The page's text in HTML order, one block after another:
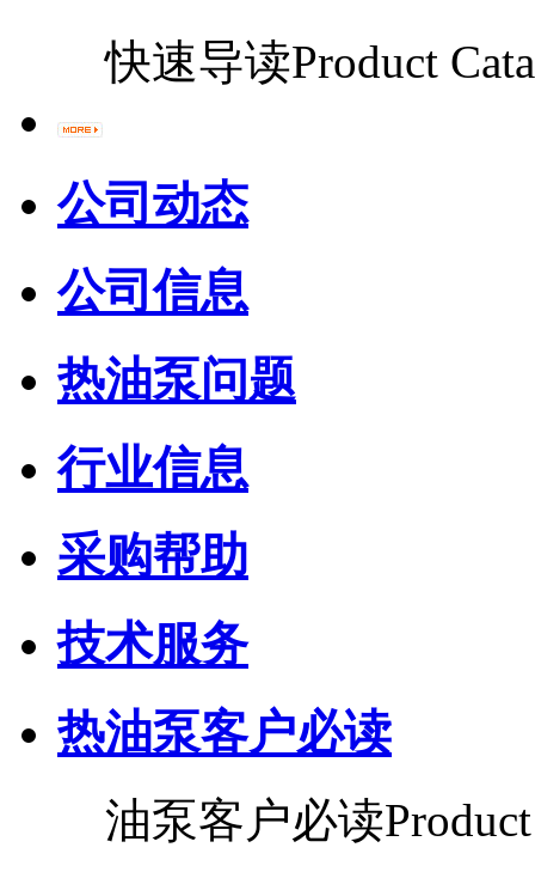
快速导读Product
公司动态
公司信息
热油泵问题
行业信息
采购帮助
技术服务
热油泵客户必读
油泵客户必读